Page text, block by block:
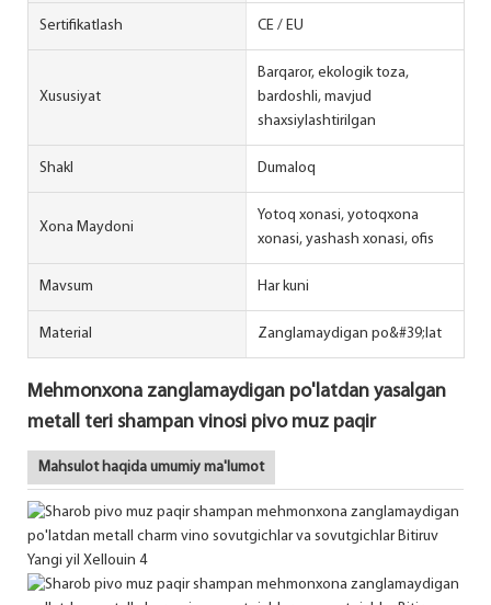
Sertifikatlash CE / EU
Xususiyat
Barqaror, ekologik toza,
bardoshli, mavjud
shaxsiylashtirilgan
Shakl Dumaloq
Xona Maydoni
Yotoq xonasi, yotoqxona
xonasi, yashash xonasi, ofis
Mavsum Har kuni
Material Zanglamaydigan po&#39;lat
Mehmonxona zanglamaydigan po'latdan yasalgan
metall teri shampan vinosi pivo muz paqir
Mahsulot haqida umumiy ma'lumot